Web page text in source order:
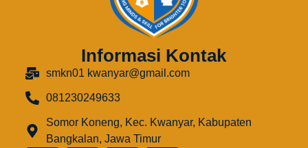
Informasi Kontak
smkn01 kwanyar@gmail.com
081230249633
Somor Koneng, Kec. Kwanyar, Kabupaten
Bangkalan, Jawa Timur